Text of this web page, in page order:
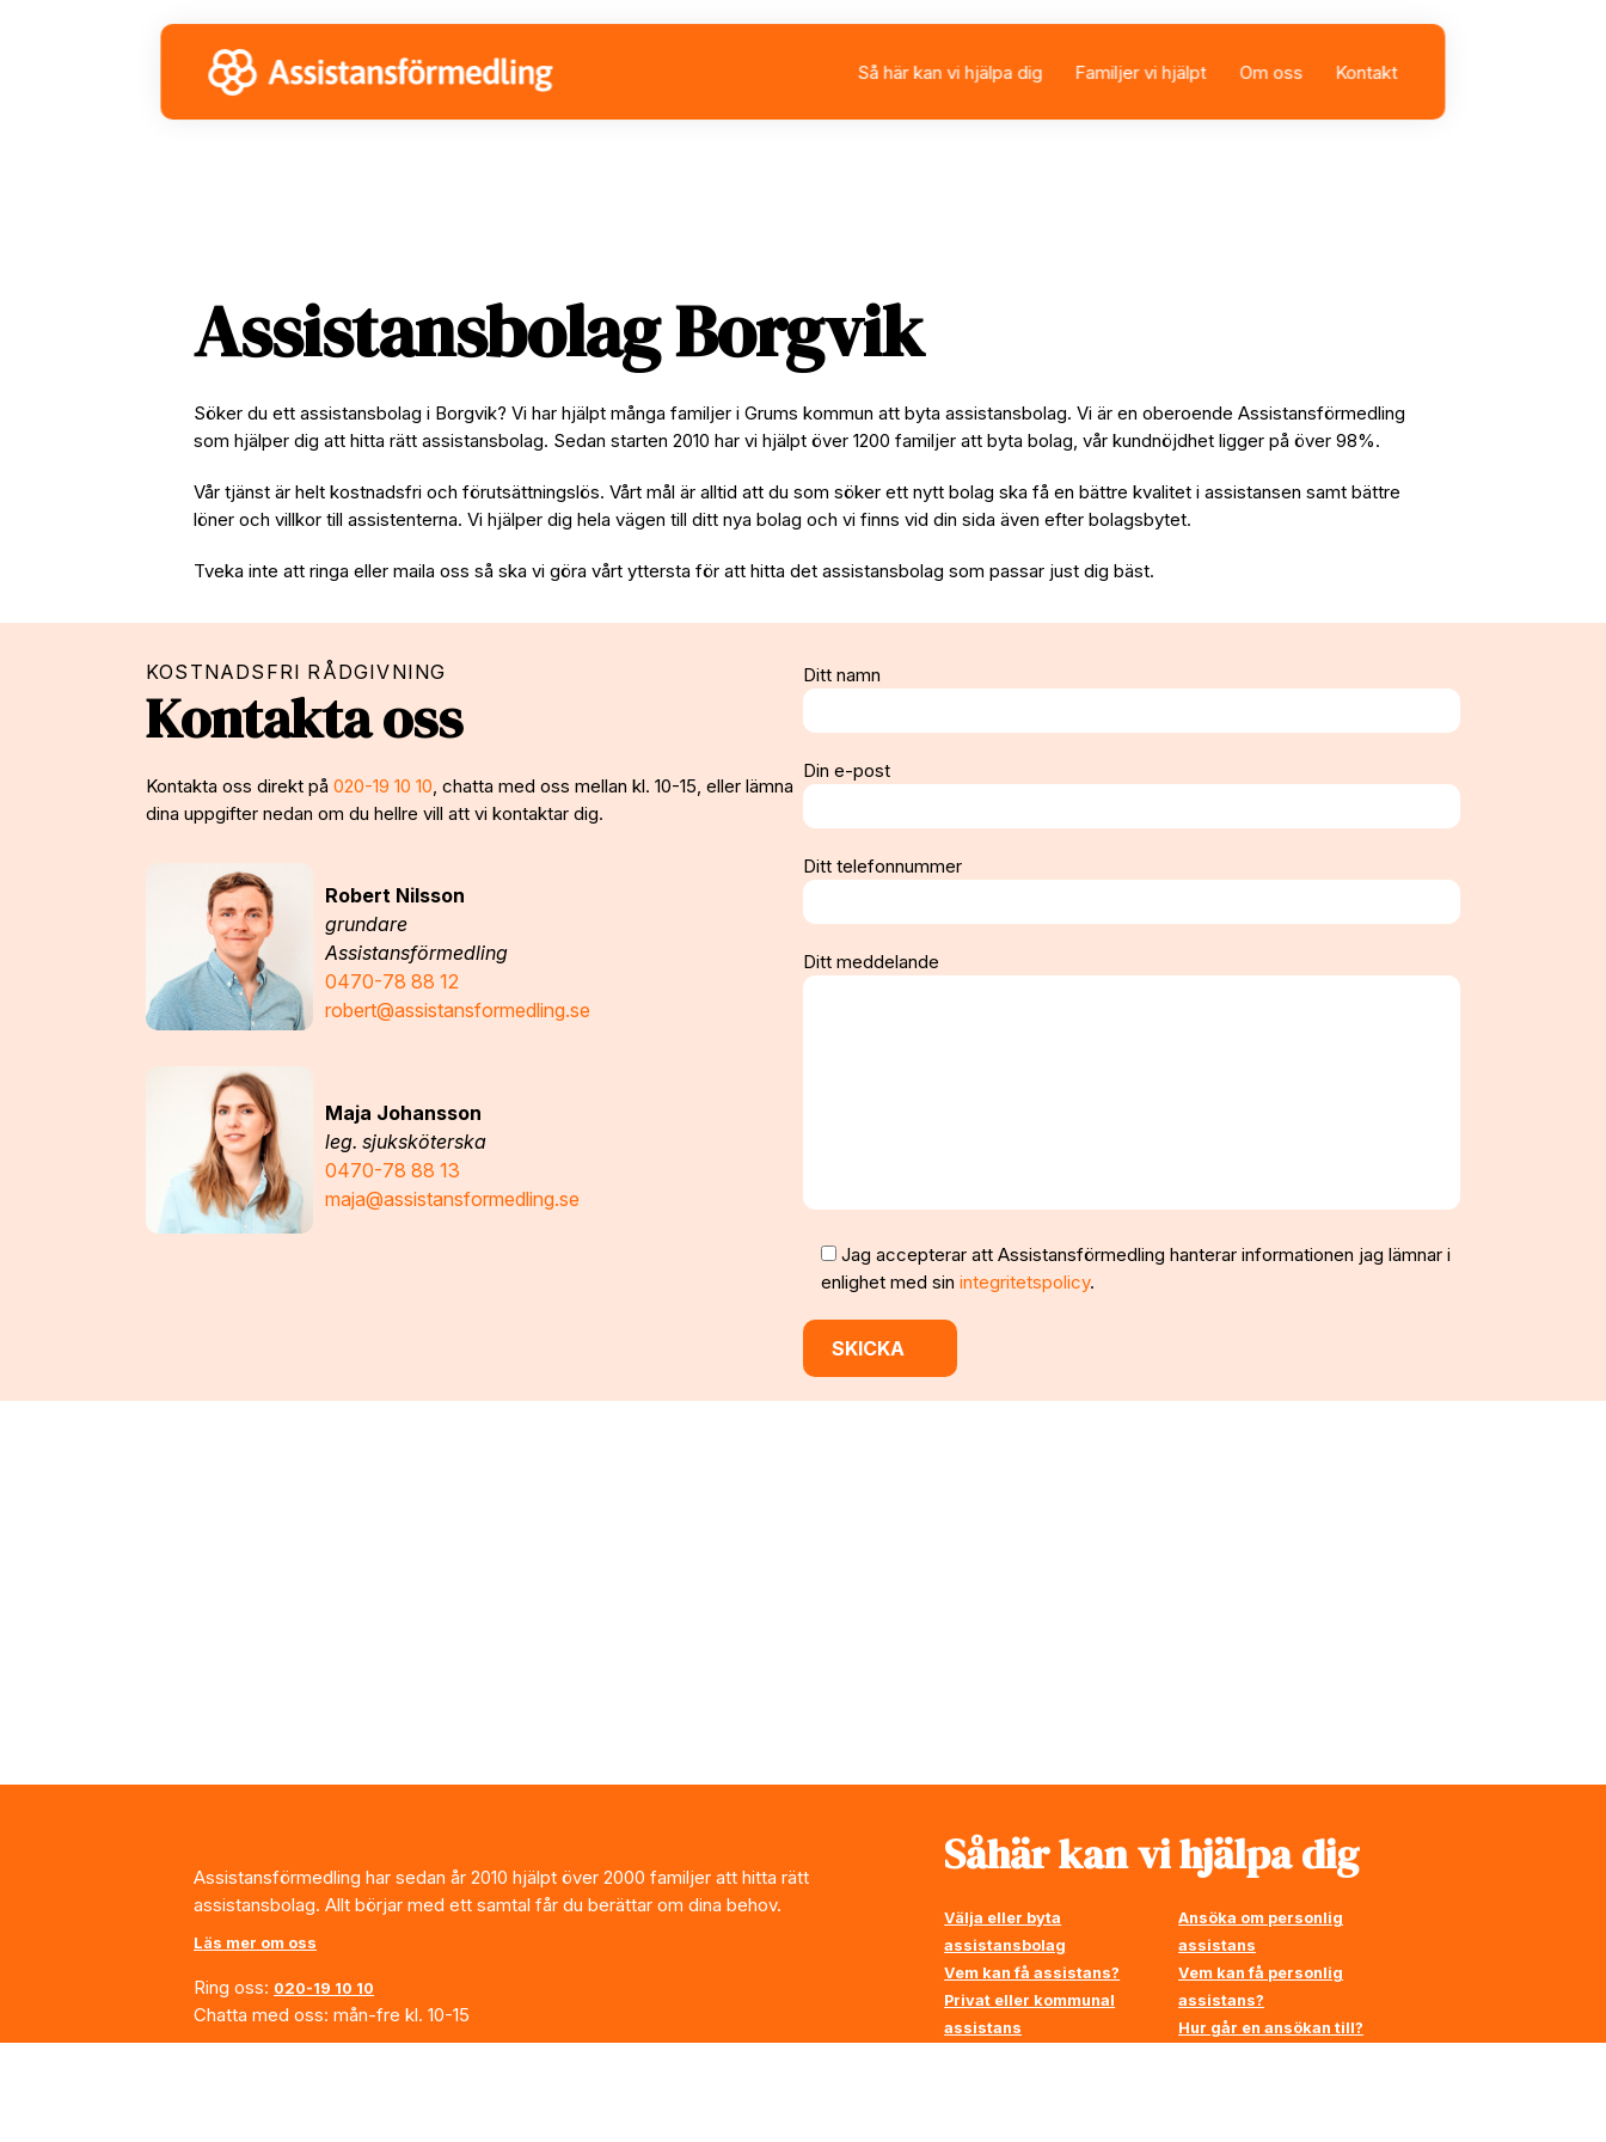
Så här kan vi hjälpa dig
Familjer vi hjälpt Om oss Kontakt
Assistansbolag Borgvik
Söker du ett assistansbolag i Borgvik? Vi har hjälpt många familjer i Grums kommun att byta assistansbolag. Vi är en oberoende Assistansförmedling
som hjälper dig att hitta rätt assistansbolag. Sedan starten 2010 har vi hjälpt över 1200 familjer att byta bolag, vår kundnöjdhet ligger på över 98%.
Vår tjänst är helt kostnadsfri och förutsättningslös. Vårt mål är alltid att du som söker ett nytt bolag ska få en bättre kvalitet i assistansen samt bättre
löner och villkor till assistenterna. Vi hjälper dig hela vägen till ditt nya bolag och vi finns vid din sida även efter bolagsbytet.
Tveka inte att ringa eller maila oss så ska vi göra vårt yttersta för att hitta det assistansbolag som passar just dig bäst.
KOSTNADSFRI RÅDGIVNING
Kontakta oss
Kontakta oss direkt på 020-19 10 10 , chatta med oss mellan kl. 10-15, eller lämna
dina uppgifter nedan om du hellre vill att vi kontaktar dig.
Robert Nilsson
grundare
Assistansförmedling
0470-78 88 12
robert@assistansformedling.se
Maja Johansson
leg. sjuksköterska
0470-78 88 13
maja@assistansformedling.se
Ditt namn
Din e-post
Ditt telefonnummer
Ditt meddelande
Jag accepterar att Assistansförmedling hanterar informationen jag lämnar i
enlighet med sin integritetspolicy.
Assistansförmedling har sedan år 2010 hjälpt över 2000 familjer att hitta rätt
assistansbolag. Allt börjar med ett samtal får du berättar om dina behov.
Läs mer om oss
Ring oss: 020-19 10 10
Chatta med oss: mån-fre kl. 10-15
Såhär kan vi hjälpa dig
Välja eller byta
assistansbolag
Vem kan få assistans?
Privat eller kommunal
assistans
Ansöka om personlig
assistans
Vem kan få personlig
assistans?
Hur går en ansökan till?